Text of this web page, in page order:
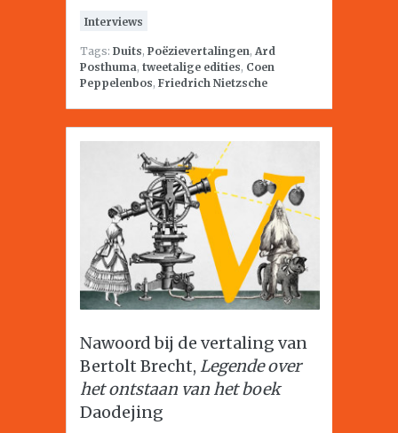
Interviews
Tags: Duits, Poëzievertalingen, Ard
Posthuma, tweetalige edities, Coen
Peppelenbos, Friedrich Nietzsche
Nawoord bij de vertaling van
Bertolt Brecht, Legende over
het ontstaan van het boek
Daodejing